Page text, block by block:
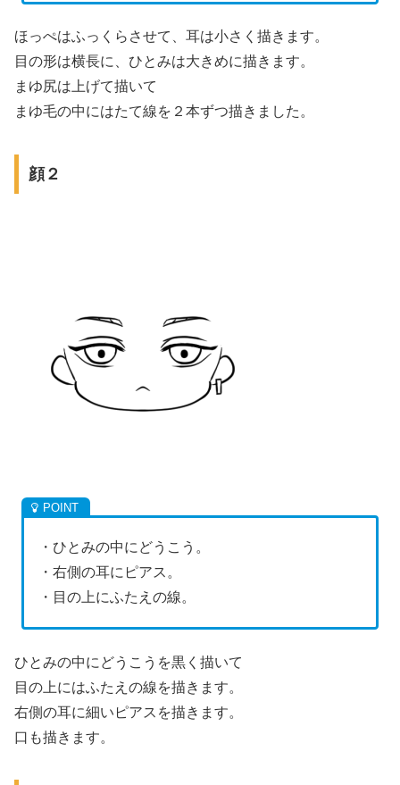
ほっぺはふっくらさせて、耳は小さく描きます。
目の形は横長に、ひとみは大きめに描きます。
まゆ尻は上げて描いて
まゆ毛の中にはたて線を２本ずつ描きました。
顔２
・ひとみの中にどうこう。
・右側の耳にピアス。
・目の上にふたえの線。
ひとみの中にどうこうを黒く描いて
目の上にはふたえの線を描きます。
右側の耳に細いピアスを描きます。
口も描きます。